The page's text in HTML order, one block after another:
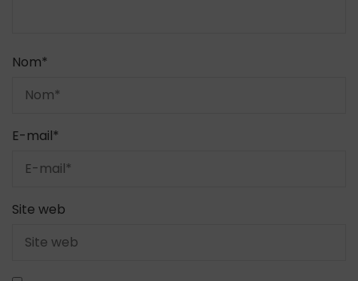
Nom*
E-mail*
Site web